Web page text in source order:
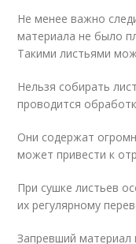
Не менее важно
материала не было
Такими листьями
Нельзя собирать
проводится
Они содержат
может привести к
При сушке листьев
их регулярному
Запревший материал